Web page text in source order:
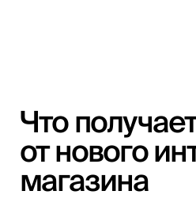
Что
от нового
магазина